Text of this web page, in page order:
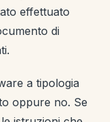
effettuato
di
a tipologia
oppure no. Se